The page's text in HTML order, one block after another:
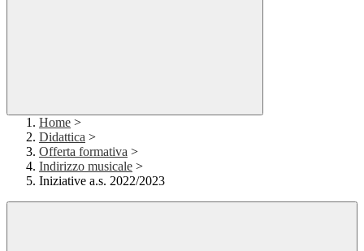
Home >
Didattica >
Offerta formativa >
Indirizzo musicale >
Iniziative a.s. 2022/2023